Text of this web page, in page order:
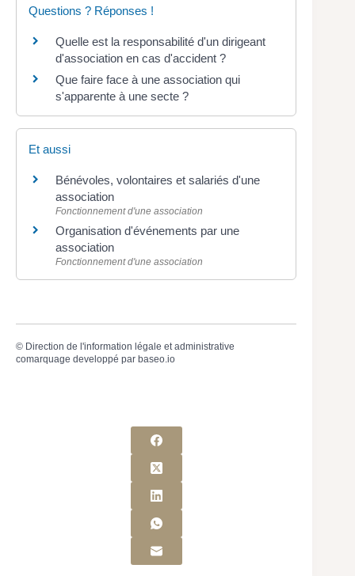
Questions ? Réponses !
Quelle est la responsabilité d'un dirigeant
d'association en cas d'accident ?
Que faire face à une association qui
s'apparente à une secte ?
Et aussi
Bénévoles, volontaires et salariés d'une
association
Fonctionnement d'une association
Organisation d'événements par une
association
Fonctionnement d'une association
© Direction de l'information légale et administrative
comarquage developpé par baseo.io